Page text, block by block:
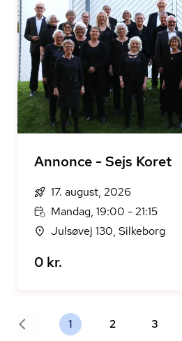
Annonce - Sejs Koret
17. august, 2026
Mandag, 19:00 - 21:15
Julsøvej 130, Silkeborg
0 kr.
1 2 3